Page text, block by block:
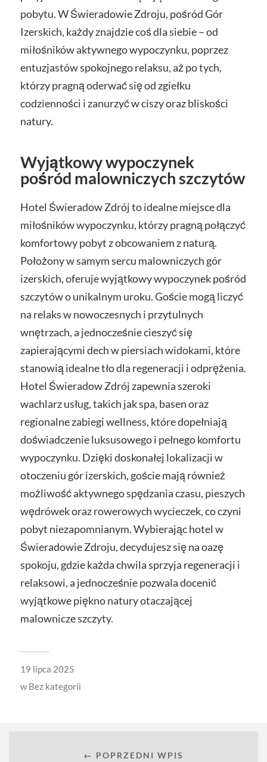
pobytu. W Świeradowie Zdroju, pośród Gór
Izerskich, każdy znajdzie coś dla siebie – od
miłośników aktywnego wypoczynku, poprzez
entuzjastów spokojnego relaksu, aż po tych,
którzy pragną oderwać się od zgiełku
codzienności i zanurzyć w ciszy oraz bliskości
natury.
Wyjątkowy wypoczynek
pośród malowniczych szczytów
Hotel Świeradow Zdrój to idealne miejsce dla
miłośników wypoczynku, którzy pragną połączyć
komfortowy pobyt z obcowaniem z naturą.
Położony w samym sercu malowniczych gór
izerskich, oferuje wyjątkowy wypoczynek pośród
szczytów o unikalnym uroku. Goście mogą liczyć
na relaks w nowoczesnych i przytulnych
wnętrzach, a jednocześnie cieszyć się
zapierającymi dech w piersiach widokami, które
stanowią idealne tło dla regeneracji i odprężenia.
Hotel Świeradow Zdrój zapewnia szeroki
wachlarz usług, takich jak spa, basen oraz
regionalne zabiegi wellness, które dopełniają
doświadczenie luksusowego i pełnego komfortu
wypoczynku. Dzięki doskonałej lokalizacji w
otoczeniu gór izerskich, goście mają również
możliwość aktywnego spędzania czasu, pieszych
wędrówek oraz rowerowych wycieczek, co czyni
pobyt niezapomnianym. Wybierając hotel w
Świeradowie Zdroju, decydujesz się na oazę
spokoju, gdzie każda chwila sprzyja regeneracji i
relaksowi, a jednocześnie pozwala docenić
wyjątkowe piękno natury otaczającej
malownicze szczyty.
19 lipca 2025
wBez kategorii
← POPRZEDNI WPIS